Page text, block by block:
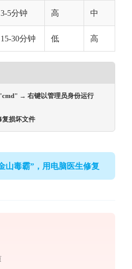
3-5分钟 高 中
15-30分钟 低 高
→ 右键以管理员身份运行
复损坏文件
山毒霸”，用电脑医生修复